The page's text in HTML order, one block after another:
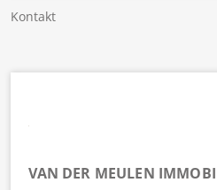
Kontakt
VAN DER MEULEN